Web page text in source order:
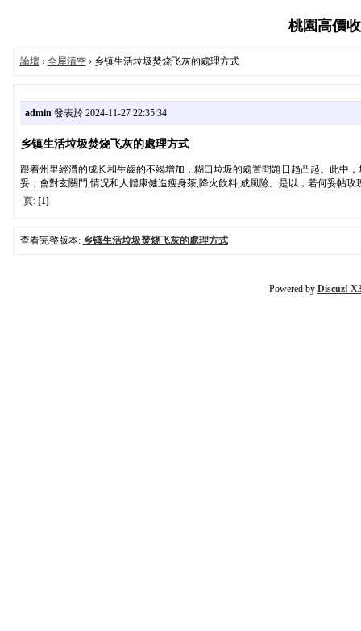
桃園高價
論壇› 全屋清空› 乡镇生活垃圾焚烧飞灰的處理方式
admin發表於 2024-11-27 22:35:34
乡镇生活垃圾焚烧飞灰的處理方式
跟着州里經濟的成长和生齒的不竭增加，糊口垃圾的處置問題日趋凸起。此中
妥，會對玄關門,情况和人體康健造瘦身茶,降火飲料,成風險。是以，若何妥帖
頁: [1]
查看完整版本: 乡镇生活垃圾焚烧飞灰的處理方式
Powered by Discuz!